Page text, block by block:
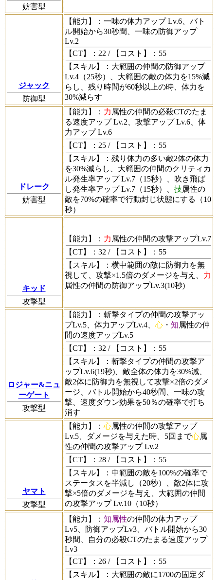
妨害型
ジャック
防御型
【能力】
：一味の体力アップ Lv.6、バト
ル開始から30秒間、一味の防御アップ
Lv.2
【CT】
：22 / 【コスト】
：55
【スキル】
：大範囲の仲間の防御アップ
Lv.4（25秒）、大範囲の敵の体力を15%減
らし、残り時間が60秒以上の時、体力を
30%減らす
ドレーク
妨害型
【能力】 ： 力 属性の仲間の必殺CTのたま
る速度アップ Lv.2、攻撃アップ Lv.6、体
力アップ Lv.6
【CT】
：25 / 【コスト】
：55
【スキル】
：残り体力の多い敵2体の体力
を30%減らし、大範囲の仲間のクリティカ
ル発生率アップ Lv.7（15秒）、吹き飛ば
し発生率アップ Lv.7（15秒）、 技属性の
敵を70%の確率で行動封じ状態にする（10
秒）
キッド
攻撃型
【能力】 ： 力 属性の仲間の攻撃アップLv.7
【CT】
：32 / 【コスト】
：55
【スキル】
：横中範囲の敵に防御力を無
視して、攻撃×1.5倍のダメージを与え、 力
属性の仲間の防御アップLv.3(10秒)
ロジャー&ニュ
ーゲート
攻撃型
【能力】
：斬撃タイプの仲間の攻撃アッ
プLv.5、体力アップLv.4、 心 ・ 知属性の仲
間の速度アップLv.5
【CT】
：32 / 【コスト】
：55
【スキル】
：斬撃タイプの仲間の攻撃ア
ップLv.6(19秒)、敵全体の体力を30%減、
敵2体に防御力を無視して攻撃×2倍のダメ
ージ、バトル開始から40秒間、一味の攻
撃、速度ダウン効果を50％の確率で打ち
消す
ヤマト
攻撃型
【能力】 ： 心属性の仲間の攻撃アップ
Lv.5、ダメージを与えた時、5回まで心属
性の仲間の攻撃アップ Lv.2
【CT】
：28 / 【コスト】
：55
【スキル】
：中範囲の敵を100%の確率で
ステータスを半減し（20秒）、敵2体に攻
撃×5倍のダメージを与え、大範囲の仲間
の攻撃アップ Lv.10（10秒）
【能力】 ： 知属性の仲間の体力アップ
Lv5、防御アップLv3、バトル開始から30
秒間、自分の必殺CTのたまる速度アップ
Lv3
【CT】
：26 / 【コスト】
：55
【スキル】
：大範囲の敵に1700の固定ダ